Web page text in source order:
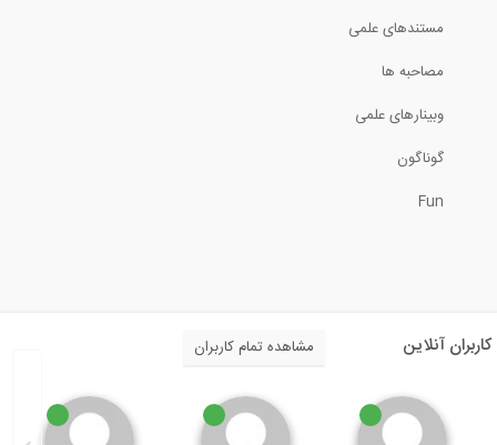
مستندهای علمی
مصاحبه ها
وبینارهای علمی
گوناگون
Fun
کاربران آنلاین مشاهده تمام کاربران